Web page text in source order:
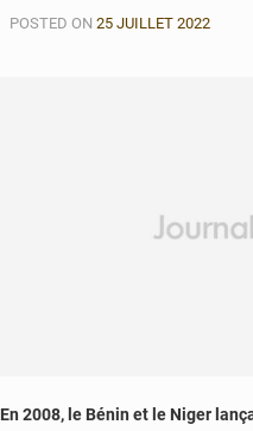
POSTED ON 25 JUILLET 2022
En 2008, le Bénin et le Niger